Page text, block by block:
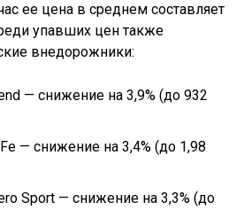
ее цена в среднем составляет
упавших цен также
внедорожники:
— снижение на 3,9% (до 932
Fe — снижение на 3,4% (до 1,98
Sport — снижение на 3,3% (до